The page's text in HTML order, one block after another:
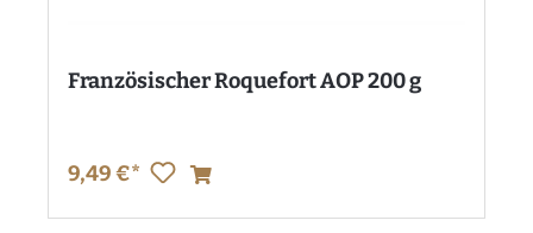
Französischer Roquefort AOP 200 g
9,49 €*